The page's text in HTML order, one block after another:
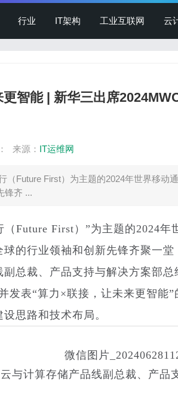
行业 IT架构 工业互联网 云
智能 | 新华三出席
来源： IT运维网
（Future First）为主题的2024年世界移动
锋齐 ...
（Future First）”为主题的2024
的行业领袖和创新先锋齐聚一
副总裁、产品支持与解决方案部
发表“算力×联接，让未来更智能
思路和技术布局。
与计算存储产品线副总裁、产品